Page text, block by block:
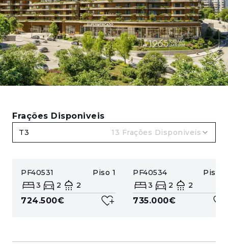
Frações Disponiveis
T3 13 Frações Disponiveis
PF40531 Piso 1
3
2 2
724.500€
PF40534 Piso
3
2 2
735.000€